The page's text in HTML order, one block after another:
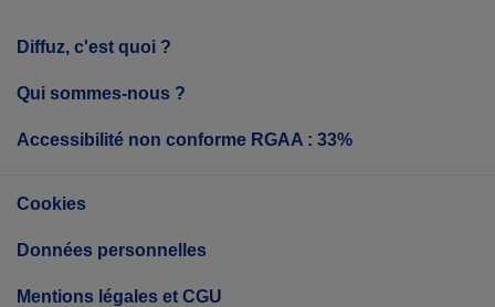
Diffuz, c'est quoi ?
Qui sommes-nous ?
Accessibilité non conforme RGAA : 33%
Cookies
Données personnelles
Mentions légales et CGU